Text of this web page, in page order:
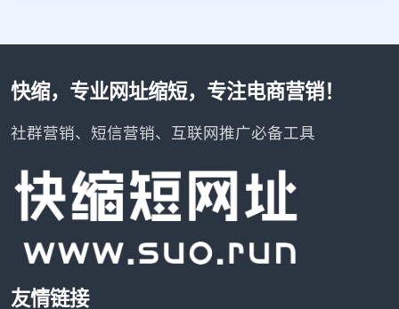
快缩，专业网址缩短，专注电商营销！
社群营销、短信营销、互联网推广必备工具
友情链接